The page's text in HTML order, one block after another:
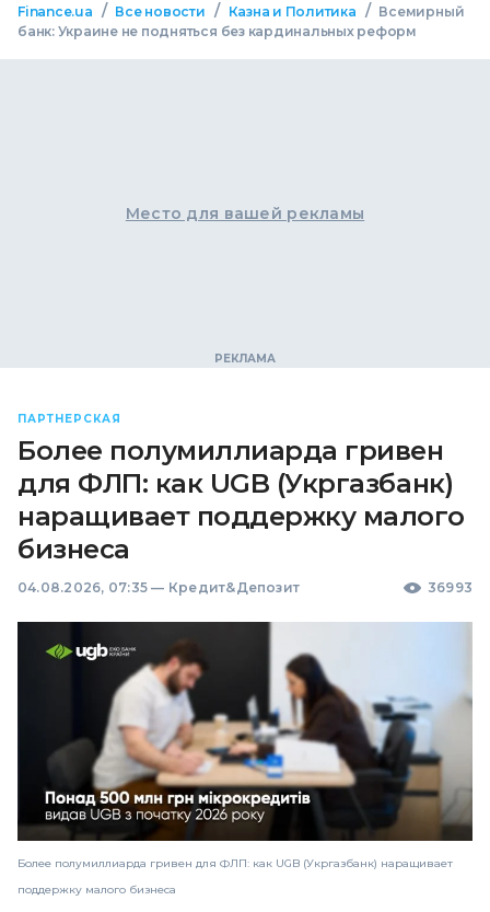
Finance.ua / Все новости / Казна и Политика / Всемирный
банк: Украине не подняться без кардинальных реформ
Место для вашей рекламы
ПАРТНЕРСКАЯ
Более полумиллиарда гривен
для ФЛП: как UGB (Укргазбанк)
наращивает поддержку малого
бизнеса
04.08.2026, 07:35 — Кредит&Депозит 36993
Более полумиллиарда гривен для ФЛП: как UGB (Укргазбанк) наращивает
поддержку малого бизнеса